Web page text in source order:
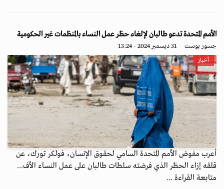
الأمم المتحدة تدعو طالبان لإلغاء حظر عمل النساء بالمنظمات غير الحكومية
جسور بوست 31 ديسمبر 2024 - 13:24
أخبار
أعرب مفوض الأمم المتحدة السامي لحقوق الإنسان، فولكر تورك، عن
قلقه إزاء الحظر الذي فرضته سلطات طالبان على عمل النساء الأف...
متابعة القراءة ...